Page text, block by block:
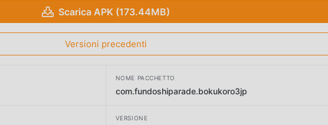
Scarica APK (173.44MB)
Versioni precedenti
NOME PACCHETTO
com.fundoshiparade.bokukoro3jp
VERSIONE